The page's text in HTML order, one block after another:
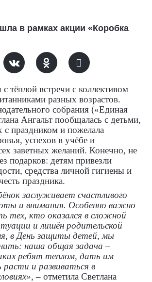
в рамках акции «Коробка
с тёплой встречи с коллективом
разных возрастов.
собрания («Единая
Ангальт пообщалась с детьми,
с праздником и пожелала
успехов в учёбе и
заветных желаний. Конечно, не
подарков: детям привезли
средства личной гигиены и
праздника.
заслуживает счастливого
и внимания. Особенно важно
тех, кто оказался в сложной
и лишён родительской
в День защиты детей, мы
наша общая задача –
ребят теплом, дать им
и развиваться в
, – отметила Светлана